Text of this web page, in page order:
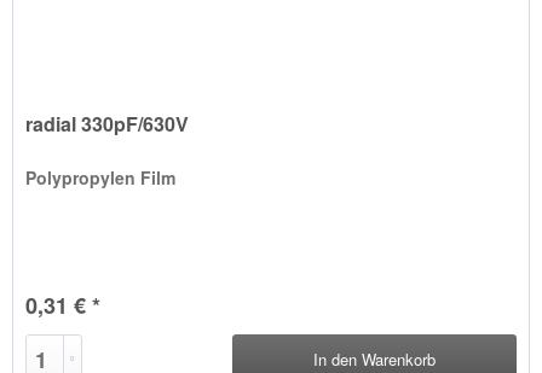
radial 330pF/630V
Polypropylen Film
0,31 € *
In den Warenkorb